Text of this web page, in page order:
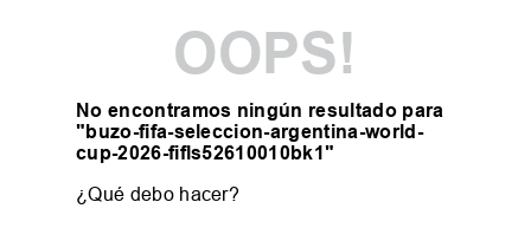
OOPS!
No encontramos ningún resultado para
"buzo-fifa-seleccion-argentina-world-
cup-2026-fifls52610010bk1"
¿Qué debo hacer?
zapatillas mujer
zapatillas adidas